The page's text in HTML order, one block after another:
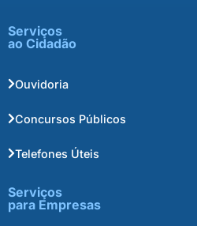
Serviços
ao Cidadão
Ouvidoria
Concursos Públicos
Telefones Úteis
Serviços
para Empresas